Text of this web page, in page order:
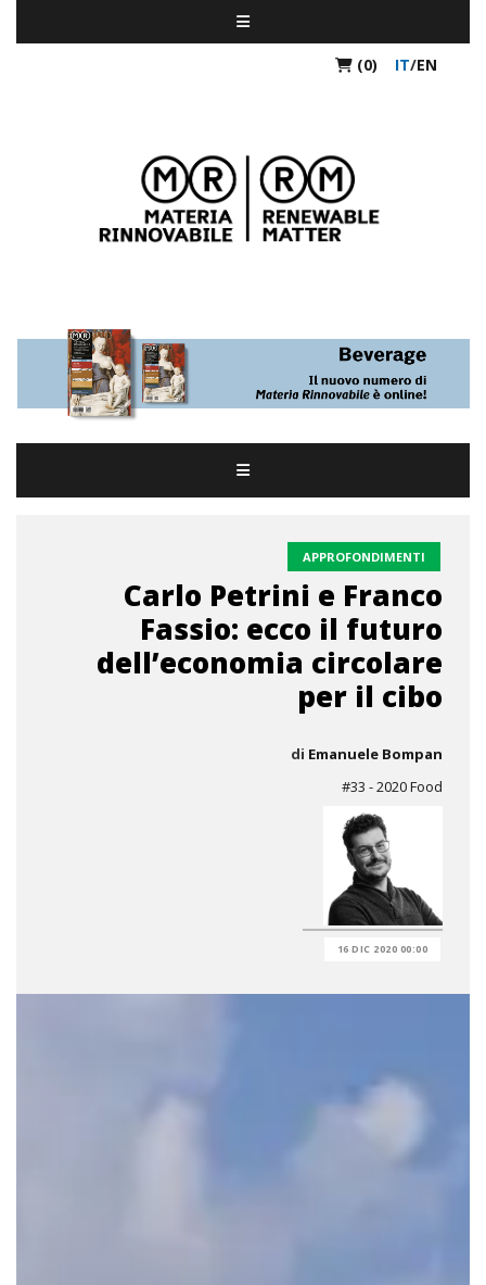
(0) IT/EN
APPROFONDIMENTI
Carlo Petrini e Franco
Fassio: ecco il futuro
dell’economia circolare
per il cibo
di Emanuele Bompan
#33 - 2020 Food
16 DIC 2020 00:00